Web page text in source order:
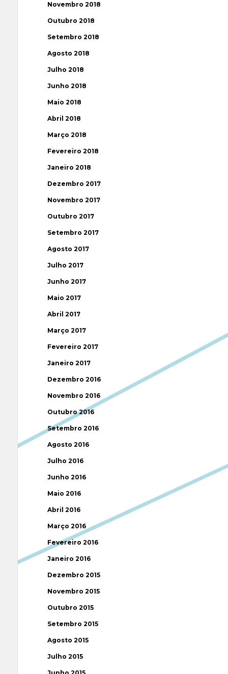
Novembro 2018
Outubro 2018
Setembro 2018
Agosto 2018
Julho 2018
Junho 2018
Maio 2018
Abril 2018
Março 2018
Fevereiro 2018
Janeiro 2018
Dezembro 2017
Novembro 2017
Outubro 2017
Setembro 2017
Agosto 2017
Julho 2017
Junho 2017
Maio 2017
Abril 2017
Março 2017
Fevereiro 2017
Janeiro 2017
Dezembro 2016
Novembro 2016
Outubro 2016
Setembro 2016
Agosto 2016
Julho 2016
Junho 2016
Maio 2016
Abril 2016
Março 2016
Fevereiro 2016
Janeiro 2016
Dezembro 2015
Novembro 2015
Outubro 2015
Setembro 2015
Agosto 2015
Julho 2015